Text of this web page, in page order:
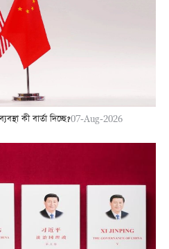
কী বার্তা দিচ্ছে?07-Aug-2026